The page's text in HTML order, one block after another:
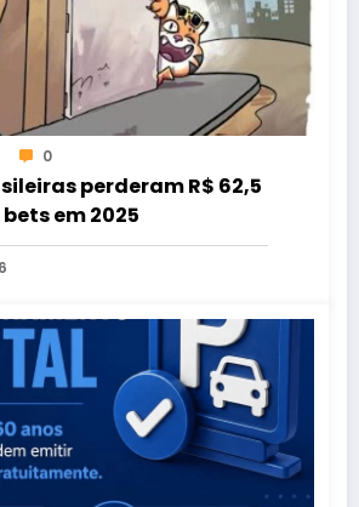
0
perderam R$ 62,5
em 2025